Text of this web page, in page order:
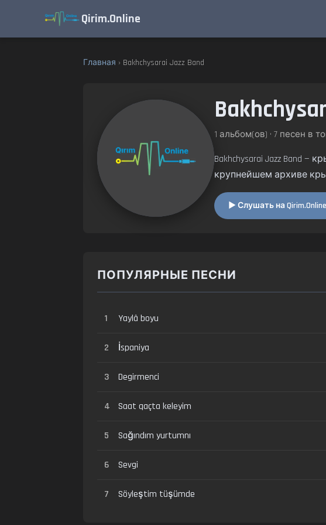
Qirim.Online
Главная › Bakhchysarai Jazz Band
1 альбом(ов) • 7 песен в
Bakhchysarai Jazz Band
крупнейшем архиве
▶ Слушать на Qirim.Online
ПОПУЛЯРНЫЕ ПЕСНИ
1 Yaylâ boyu
2 İspaniya
3 Degirmenci
4 Saat qaçta keleyim
5 Sağındım yurtumnı
6 Sevgi
7 Söyleştim tüşümde